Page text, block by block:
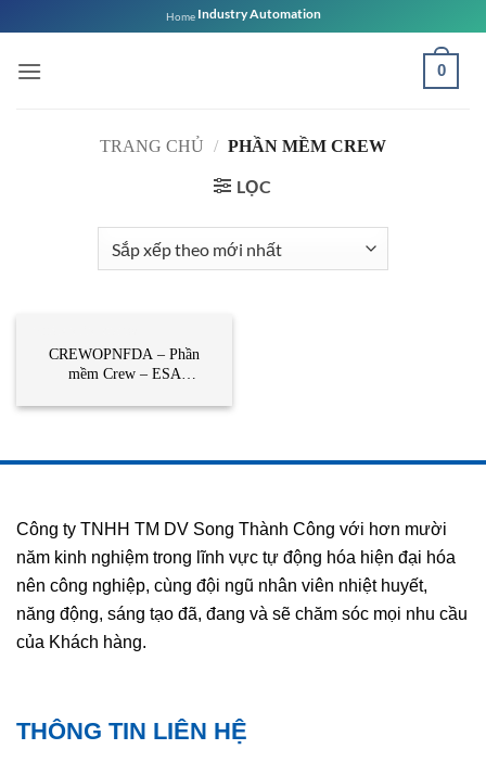
qua
nội
Home Industry Automation
0
TRANG CHỦ / PHẦN MỀM CREW
LỌC
CREWOPNFDA – Phần
mềm Crew – ESA
Công Việt Nam
Công ty TNHH TM DV Song Thành Công với hơn mười
năm kinh nghiệm trong lĩnh vực tự động hóa hiện đại hóa
nên công nghiệp, cùng đội ngũ nhân viên nhiệt huyết,
năng động, sáng tạo đã, đang và sẽ chăm sóc mọi nhu cầu
của Khách hàng.
THÔNG TIN LIÊN HỆ